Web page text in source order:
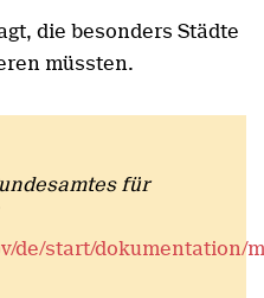
die besonders Städte
müssten.
für
de/start/dokumentation/